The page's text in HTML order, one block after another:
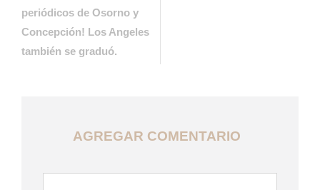
periódicos de Osorno y
Concepción! Los Angeles
también se graduó.
AGREGAR COMENTARIO